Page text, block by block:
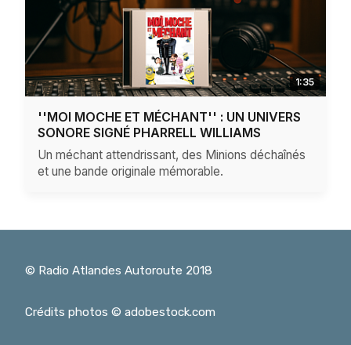
1:35
''MOI MOCHE ET MÉCHANT'' : UN UNIVERS
SONORE SIGNÉ PHARRELL WILLIAMS
Un méchant attendrissant, des Minions déchaînés
et une bande originale mémorable.
© Radio Atlandes Autoroute 2018
Crédits photos © adobestock.com